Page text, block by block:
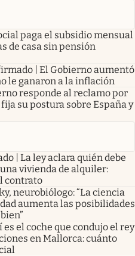
paga el subsidio mensual
de casa sin pensión
| El Gobierno aumentó
le ganaron a la inflación
responde al reclamo por
su postura sobre España y
| La ley aclara quién debe
vivienda de alquiler:
contrato
neurobiólogo: “La ciencia
aumenta las posibilidades
el coche que condujo el rey
en Mallorca: cuánto